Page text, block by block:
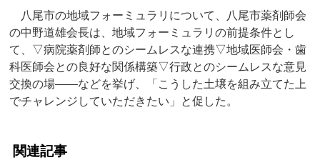
八尾市の地域フォーミュラリについて、八尾市薬剤師会
の中野道雄会長は、地域フォーミュラリの前提条件とし
て、▽病院薬剤師とのシームレスな連携▽地域医師会・歯
科医師会との良好な関係構築▽行政とのシームレスな意見
交換の場――などを挙げ、「こうした土壌を組み立てた上
でチャレンジしていただきたい」と促した。
関連記事